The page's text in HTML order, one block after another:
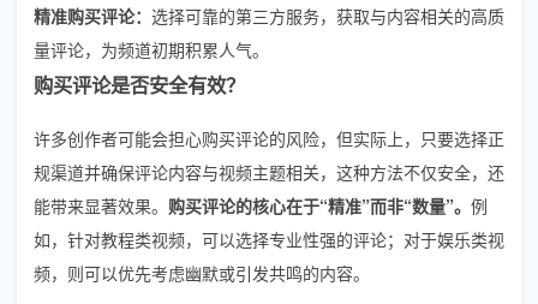
精准购买评论： 选择可靠的第三方服务，获取与内容相关的高质
量评论，为频道初期积累人气。
购买评论是否安全有效？
许多创作者可能会担心购买评论的风险，但实际上，只要选择正
规渠道并确保评论内容与视频主题相关，这种方法不仅安全，还
能带来显著效果。 购买评论的核心在于“精准”而非“数量”。 例
如，针对教程类视频，可以选择专业性强的评论；对于娱乐类视
频，则可以优先考虑幽默或引发共鸣的内容。